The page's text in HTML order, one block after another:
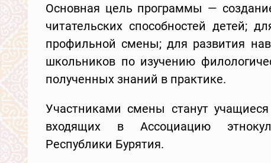
Основная цель программы —
читательских способностей детей;
профильной смены; для развития
школьников по изучению
полученных знаний в практике.
Участниками смены станут
входящих в Ассоциацию
Республики Бурятия.